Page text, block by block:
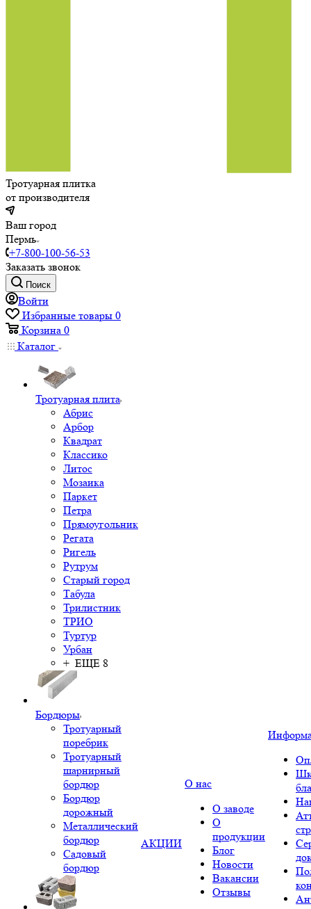
Тротуарная плитка
от производителя
Ваш город
Пермь
+7-800-100-56-53
Заказать звонок
Поиск
Войти
Избранные товары 0
Корзина 0
Каталог
Тротуарная плита
Абрис
Арбор
Квадрат
Классико
Литос
Мозаика
Паркет
Петра
Прямоугольник
Регата
Ригель
Рутрум
Старый город
Табула
Трилистник
ТРИО
Туртур
Урбан
+ ЕЩЕ 8
Бордюры
Тротуарный
поребрик
Тротуарный
шарнирный
бордюр
Бордюр
дорожный
Металлический
бордюр
Садовый
бордюр
АКЦИИ
О нас
О заводе
О
продукции
Блог
Новости
Вакансии
Отзывы